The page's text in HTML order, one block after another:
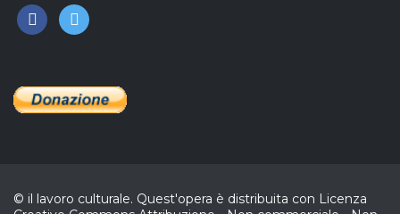
facebook
twitter
© il lavoro culturale. Quest'opera è distribuita con Licenza